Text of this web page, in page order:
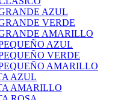
AZUL
VERDE
AMARILLO
AZUL
VERDE
AMARILLO
AZUL
AMARILLO